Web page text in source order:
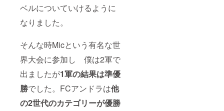
ベルについていけるように
なりました。
そんな時Micという有名な世
界大会に参加し 僕は2軍で
出ましたが1軍の結果は準優
勝でした。FCアンドラは他
の2世代のカテゴリーが優勝